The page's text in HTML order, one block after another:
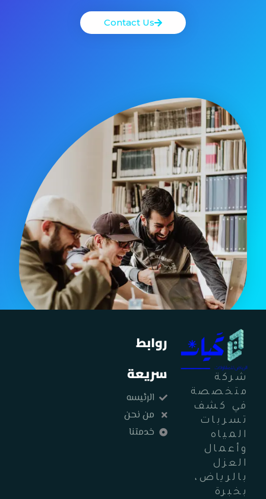
Contact Us
شركة
متخصصة
في كشف
تسربات
المياه
وأعمال
العزل
بالرياض،
بخبرة
روابط
سريعة
الرئيسه
من نحن
خدمتنا